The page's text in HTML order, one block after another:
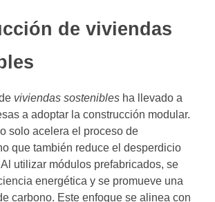
de viviendas
viviendas sostenibles ha llevado a
a adoptar la construcción modular.
solo acelera el proceso de
que también reduce el desperdicio
utilizar módulos prefabricados, se
energética y se promueve una
carbono. Este enfoque se alinea con